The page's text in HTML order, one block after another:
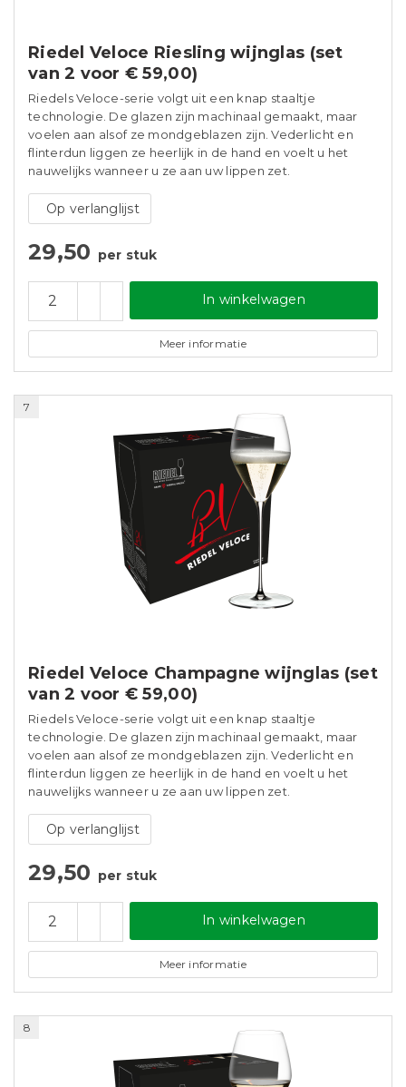
Riedel Veloce Riesling wijnglas (set
van 2 voor € 59,00)
Riedels Veloce-serie volgt uit een knap staaltje
technologie. De glazen zijn machinaal gemaakt, maar
voelen aan alsof ze mondgeblazen zijn. Vederlicht en
flinterdun liggen ze heerlijk in de hand en voelt u het
nauwelijks wanneer u ze aan uw lippen zet.
Op verlanglijst
29,50 per stuk
In winkelwagen
Meer informatie
7
Riedel Veloce Champagne wijnglas (set
van 2 voor € 59,00)
Riedels Veloce-serie volgt uit een knap staaltje
technologie. De glazen zijn machinaal gemaakt, maar
voelen aan alsof ze mondgeblazen zijn. Vederlicht en
flinterdun liggen ze heerlijk in de hand en voelt u het
nauwelijks wanneer u ze aan uw lippen zet.
Op verlanglijst
29,50 per stuk
In winkelwagen
Meer informatie
8